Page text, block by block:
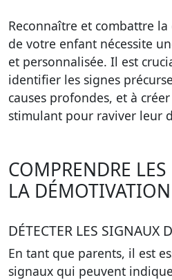
Reconnaître et combattre
de votre enfant nécessite
et personnalisée. Il est
identifier les signes
causes profondes, et à
stimulant pour raviver leur
COMPRENDRE
LA
DÉTECTER LES SIGNAUX
En tant que parents, il est
signaux qui peuvent